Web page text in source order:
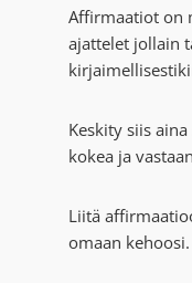
Affirmaatiot on
ajattelet jollain
Keskity siis
kokea ja
Liitä
omaan kehoosi.